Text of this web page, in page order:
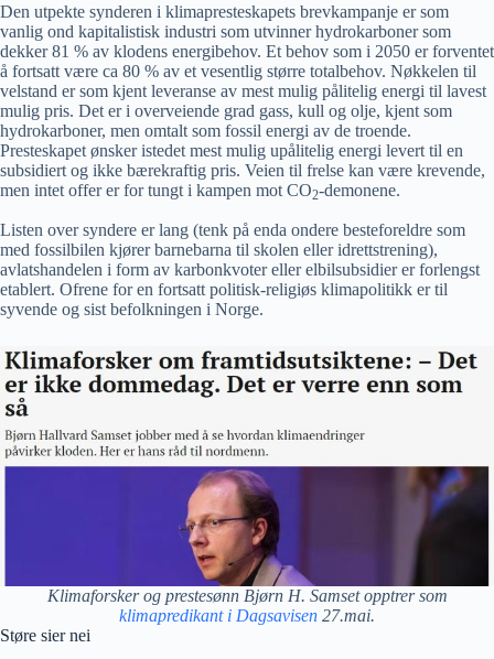
Den utpekte synderen i klimapresteskapets brevkampanje er som
vanlig ond kapitalistisk industri som utvinner hydrokarboner som
dekker 81 % av klodens energibehov. Et behov som i 2050 er forventet
å fortsatt være ca 80 % av et vesentlig større totalbehov. Nøkkelen til
velstand er som kjent leveranse av mest mulig pålitelig energi til lavest
mulig pris. Det er i overveiende grad gass, kull og olje, kjent som
hydrokarboner, men omtalt som fossil energi av de troende.
Presteskapet ønsker istedet mest mulig upålitelig energi levert til en
subsidiert og ikke bærekraftig pris. Veien til frelse kan være krevende,
men intet offer er for tungt i kampen mot CO2-demonene.
Listen over syndere er lang (tenk på enda ondere besteforeldre som
med fossilbilen kjører barnebarna til skolen eller idrettstrening),
avlatshandelen i form av karbonkvoter eller elbilsubsidier er forlengst
etablert. Ofrene for en fortsatt politisk-religiøs klimapolitikk er til
syvende og sist befolkningen i Norge.
Klimaforsker og prestesønn Bjørn H. Samset opptrer som
klimapredikant i Dagsavisen 27.mai.
Støre sier nei